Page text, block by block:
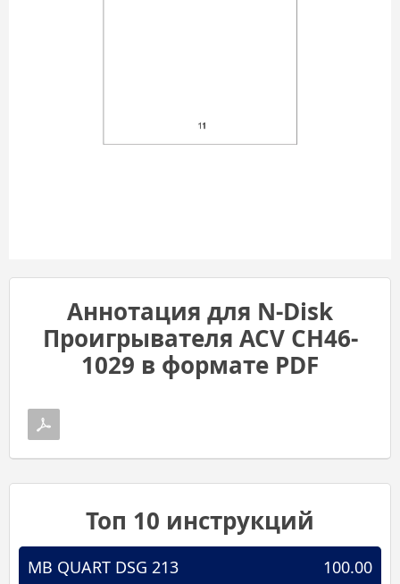
Аннотация для N-Disk
Проигрывателя ACV CH46-
1029 в формате PDF
Топ 10 инструкций
100.00
MB QUART DSG 213